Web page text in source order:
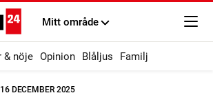
Mitt område
& nöje Opinion Blåljus Familj
DECEMBER 2025